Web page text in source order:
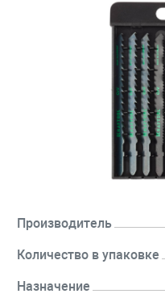
Производитель
Количество в упаковке
Назначение